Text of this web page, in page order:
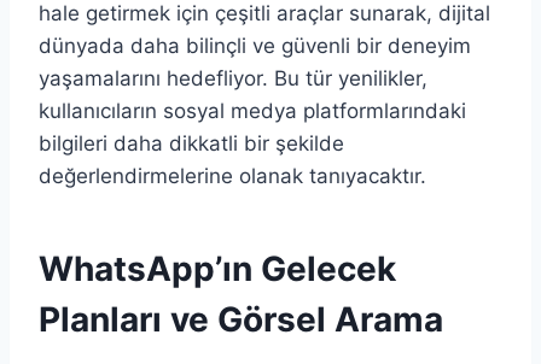
hale getirmek için çeşitli araçlar sunarak, dijital
dünyada daha bilinçli ve güvenli bir deneyim
yaşamalarını hedefliyor. Bu tür yenilikler,
kullanıcıların sosyal medya platformlarındaki
bilgileri daha dikkatli bir şekilde
değerlendirmelerine olanak tanıyacaktır.
WhatsApp’ın Gelecek
Planları ve Görsel Arama